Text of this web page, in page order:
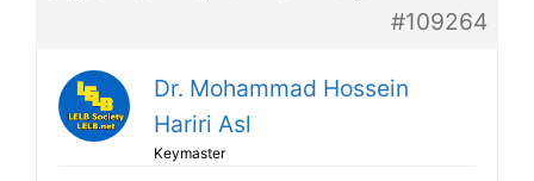
#109264
Dr. Mohammad Hossein
Hariri Asl
Keymaster